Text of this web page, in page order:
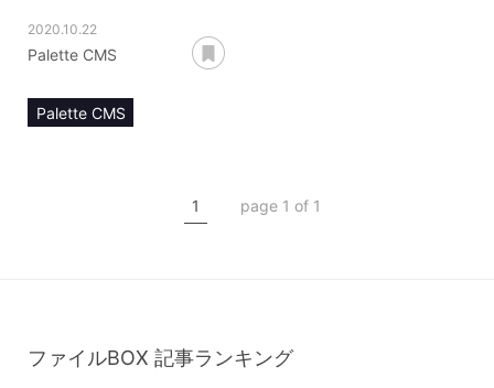
2020.10.22
Palette CMS
Palette CMS
1 page 1 of 1
ファイルBOX 記事ランキング